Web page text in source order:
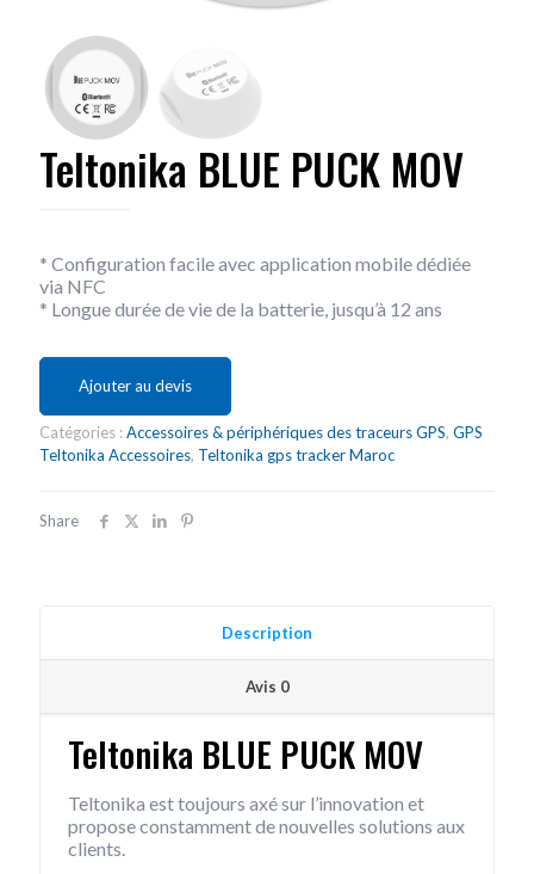
Teltonika BLUE PUCK MOV
* Configuration facile avec application mobile dédiée
via NFC
* Longue durée de vie de la batterie, jusqu’à 12 ans
Ajouter au devis
Catégories :Accessoires & périphériques des traceurs GPS, GPS
Teltonika Accessoires, Teltonika gps tracker Maroc
Share
Description
Avis 0
Teltonika BLUE PUCK MOV
Teltonika est toujours axé sur l’innovation et
propose constamment de nouvelles solutions aux
clients.